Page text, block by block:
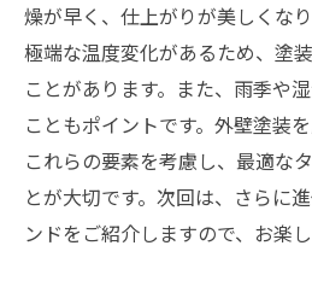
燥が早く、仕上がりが美しくな
極端な温度変化があるため、塗
ことがあります。また、雨季や
こともポイントです。外壁塗装
これらの要素を考慮し、最適な
とが大切です。次回は、さらに
ンドをご紹介しますので、お楽し